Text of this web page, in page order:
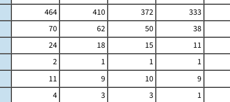
464 410 372 333
70 62 50 38
24 18 15 11
2 1 1 1
11 9 10 9
4 3 3 1